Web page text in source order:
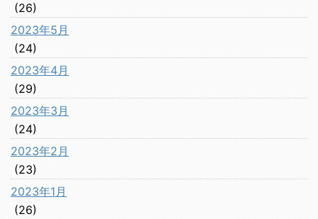
(26)
2023年5月
(24)
2023年4月
(29)
2023年3月
(24)
2023年2月
(23)
2023年1月
(26)